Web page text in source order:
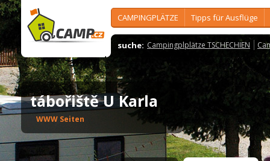
CAMPINGPLÄTZE Tipps für Ausflüge
suche: Campingplplätze TSCHECHIEN
tábořiště U Karla
WWW Seiten